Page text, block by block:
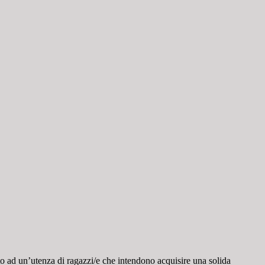
un’utenza di ragazzi/e che intendono acquisire una solida